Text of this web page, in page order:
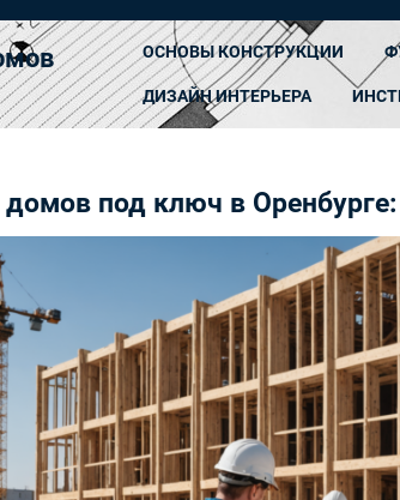
ОСНОВЫ КОНСТРУКЦИИ
ДИЗАЙН ИНТЕРЬЕРА
домов под ключ в